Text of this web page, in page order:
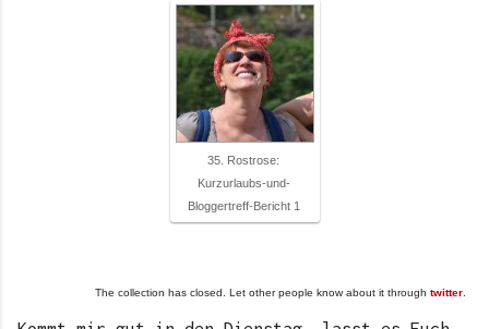
35. Rostrose:
Kurzurlaubs-und-
Bloggertreff-Bericht 1
The collection has closed. Let other people know about it through twitter